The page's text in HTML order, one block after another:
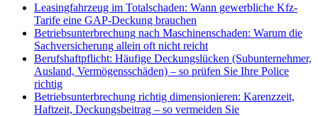
Leasingfahrzeug im Totalschaden: Wann gewerbliche Kfz-
Tarife eine GAP-Deckung brauchen
Betriebsunterbrechung nach Maschinenschaden: Warum die
Sachversicherung allein oft nicht reicht
Berufshaftpflicht: Häufige Deckungslücken (Subunternehmer,
Ausland, Vermögensschäden) – so prüfen Sie Ihre Police
richtig
Betriebsunterbrechung richtig dimensionieren: Karenzzeit,
Haftzeit, Deckungsbeitrag – so vermeiden Sie